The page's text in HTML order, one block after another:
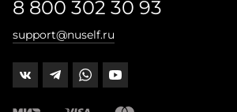
8 800 302 30 93
support@nuself.ru